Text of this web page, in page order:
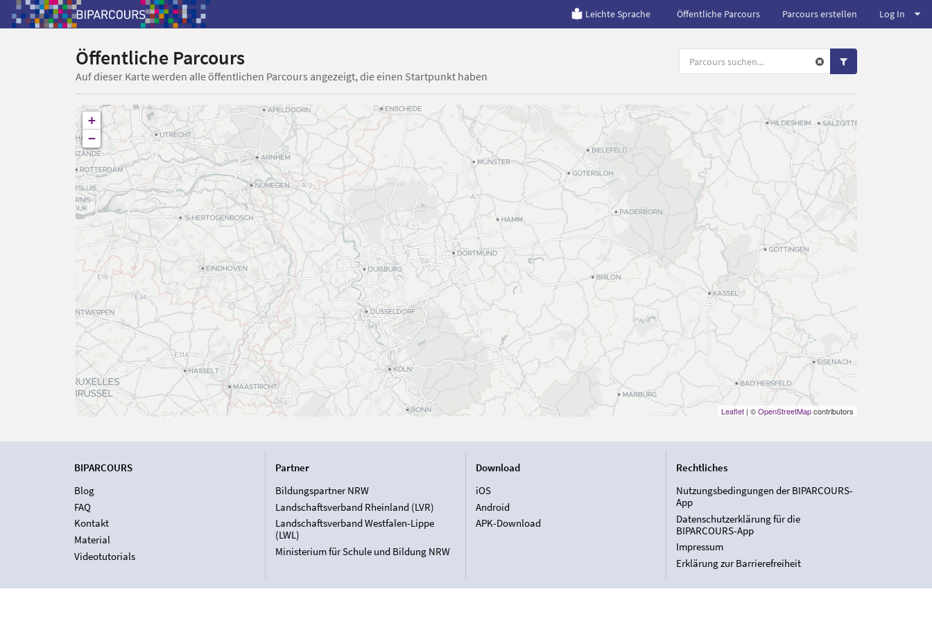
Leichte Sprache Öffentliche Parcours Parcours erstellen Log In
Öffentliche Parcours
Auf dieser Karte werden alle öffentlichen Parcours angezeigt, die einen Startpunkt haben
+
−
Leaflet| ©OpenStreetMapcontributors
BIPARCOURS
Blog
FAQ
Kontakt
Material
Videotutorials
Partner
Bildungspartner NRW
Landschaftsverband Rheinland (LVR)
Landschaftsverband Westfalen-Lippe
(LWL)
Ministerium für Schule und Bildung NRW
Download
iOS
Android
APK-Download
Rechtliches
Nutzungsbedingungen der BIPARCOURS-
App
Datenschutzerklärung für die
BIPARCOURS-App
Impressum
Erklärung zur Barrierefreiheit